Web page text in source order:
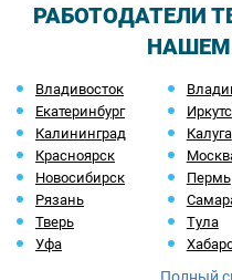
РАБОТОДАТЕЛИ
НАШЕМ
Владивосток
Екатеринбург
Калининград
Калуга
Красноярск
Новосибирск
Пермь
Рязань
Тверь
Тула
Уфа